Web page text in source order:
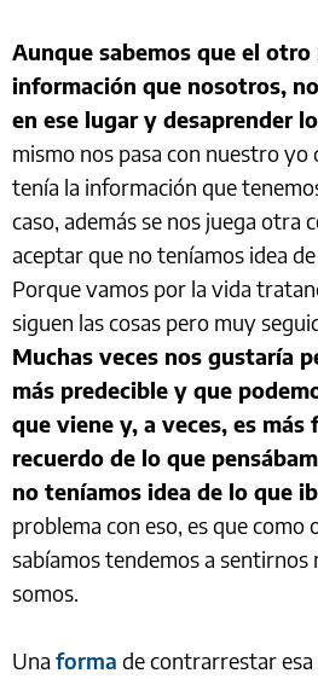
Aunque sabemos que el
información que nosotros,
en ese lugar y desaprender
mismo nos pasa con nuestro yo
tenía la información que
caso, además se nos juega otra
aceptar que no teníamos idea
Porque vamos por la vida
siguen las cosas pero muy
Muchas veces nos gustaría
más predecible y que
que viene y, a veces, es
recuerdo de lo que
no teníamos idea de lo que
problema con eso, es que como
sabíamos tendemos a sentirnos
somos.
Una forma de contrarrestar esa